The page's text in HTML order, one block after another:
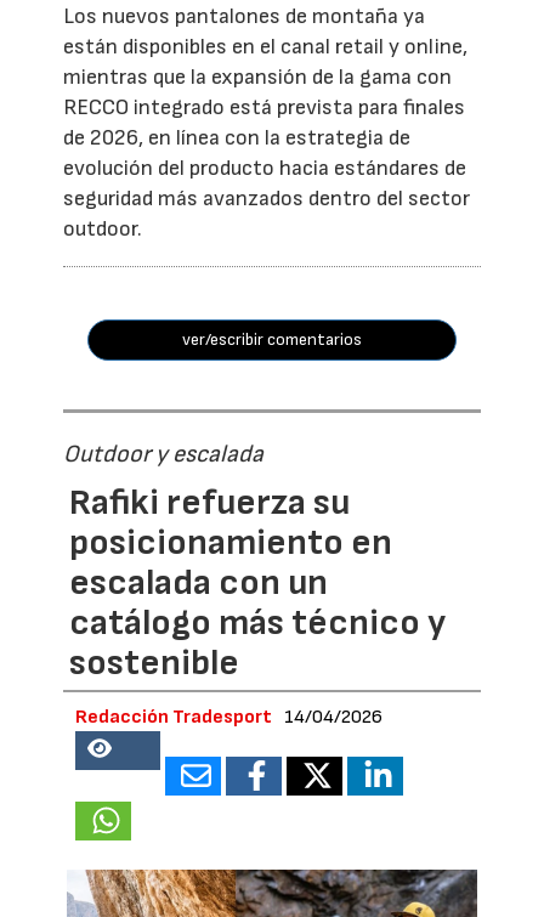
Los nuevos pantalones de montaña ya
están disponibles en el canal retail y online,
mientras que la expansión de la gama con
RECCO integrado está prevista para finales
de 2026, en línea con la estrategia de
evolución del producto hacia estándares de
seguridad más avanzados dentro del sector
outdoor.
ver/escribir comentarios
Outdoor y escalada
Rafiki refuerza su
posicionamiento en
escalada con un
catálogo más técnico y
sostenible
Redacción Tradesport 14/04/2026
21811